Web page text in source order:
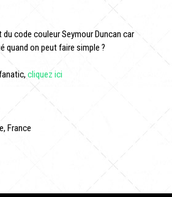
code couleur Seymour Duncan car
quand on peut faire simple ?
cliquez ici
France